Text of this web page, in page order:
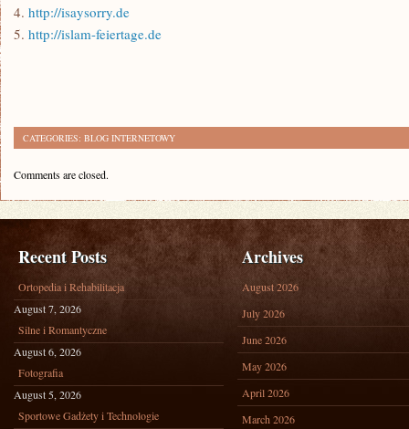
4. http://isaysorry.de
5. http://islam-feiertage.de
CATEGORIES: BLOG INTERNETOWY
Comments are closed.
Recent Posts
Ortopedia i Rehabilitacja
August 7, 2026
Silne i Romantyczne
August 6, 2026
Fotografia
August 5, 2026
Sportowe Gadżety i Technologie
Archives
August 2026
July 2026
June 2026
May 2026
April 2026
March 2026